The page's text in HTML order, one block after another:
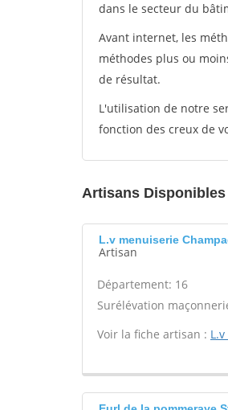
dans le secteur du
Avant internet, les
méthodes plus ou
de résultat.
L'utilisation de notre
fonction des creux de
Artisans Disponibles
L.v menuiserie
Artisan
Département: 16
Surélévation
Voir la fiche artisan :